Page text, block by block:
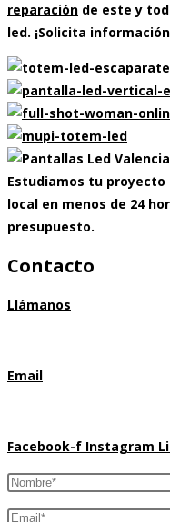
reparación de este y
led. ¡Solicita
Estudiamos tu
local en menos de 24
presupuesto.
Contacto
Llámanos
Email
Facebook-f Instagram